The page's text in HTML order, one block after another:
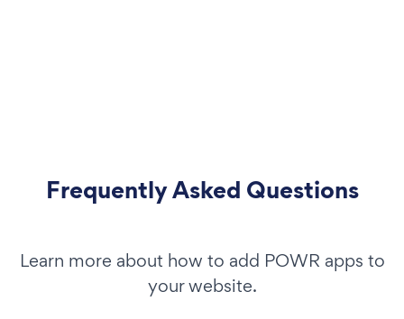
Frequently Asked Questions
Learn more about how to add POWR apps to
your website.